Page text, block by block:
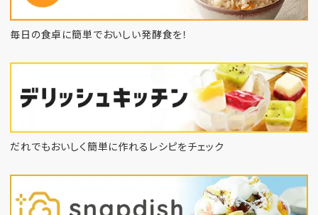
毎日の食卓に簡単でおいしい発酵食を！
だれでもおいしく簡単に作れるレシピをチェック